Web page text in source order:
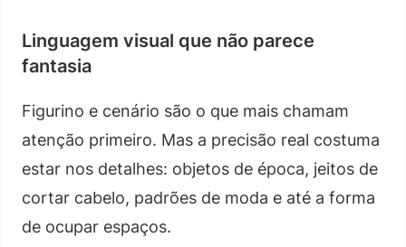
Linguagem visual que não parece
fantasia
Figurino e cenário são o que mais chamam
atenção primeiro. Mas a precisão real costuma
estar nos detalhes: objetos de época, jeitos de
cortar cabelo, padrões de moda e até a forma
de ocupar espaços.